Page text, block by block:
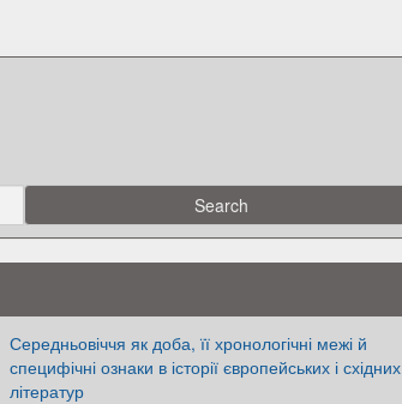
Середньовіччя як доба, її хронологічні межі й
специфічні ознаки в історії європейських і східних
літератур